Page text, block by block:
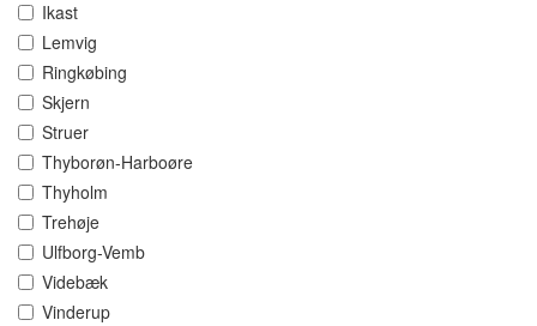
Ikast
Lemvig
Ringkøbing
Skjern
Struer
Thyborøn-Harboøre
Thyholm
Trehøje
Ulfborg-Vemb
Videbæk
Vinderup